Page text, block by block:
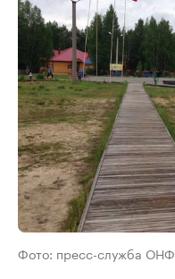
Фото: пресс-служба ОНФ